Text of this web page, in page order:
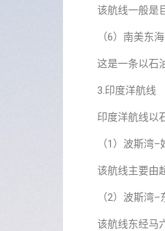
该航线一般是
（6）南美东
这是一条以石
3.印度洋航线
印度洋航线以
（1）波斯湾
该航线主要由
（2）波斯湾
该航线东经马